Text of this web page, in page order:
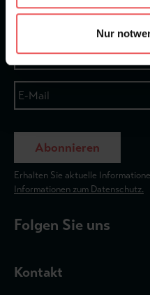
Nur
Newsletter
Abonnieren
Erhalten Sie aktuelle
Informationen zum Datenschutz.
Folgen Sie uns
Kontakt